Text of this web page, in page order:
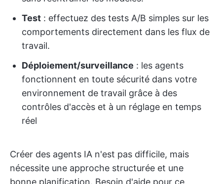
Test : effectuez des tests A/B simples sur les
comportements directement dans les flux de
travail.
Déploiement/surveillance : les agents
fonctionnent en toute sécurité dans votre
environnement de travail grâce à des
contrôles d'accès et à un réglage en temps
réel
Créer des agents IA n'est pas difficile, mais
nécessite une approche structurée et une
bonne planification. Besoin d'aide pour ce